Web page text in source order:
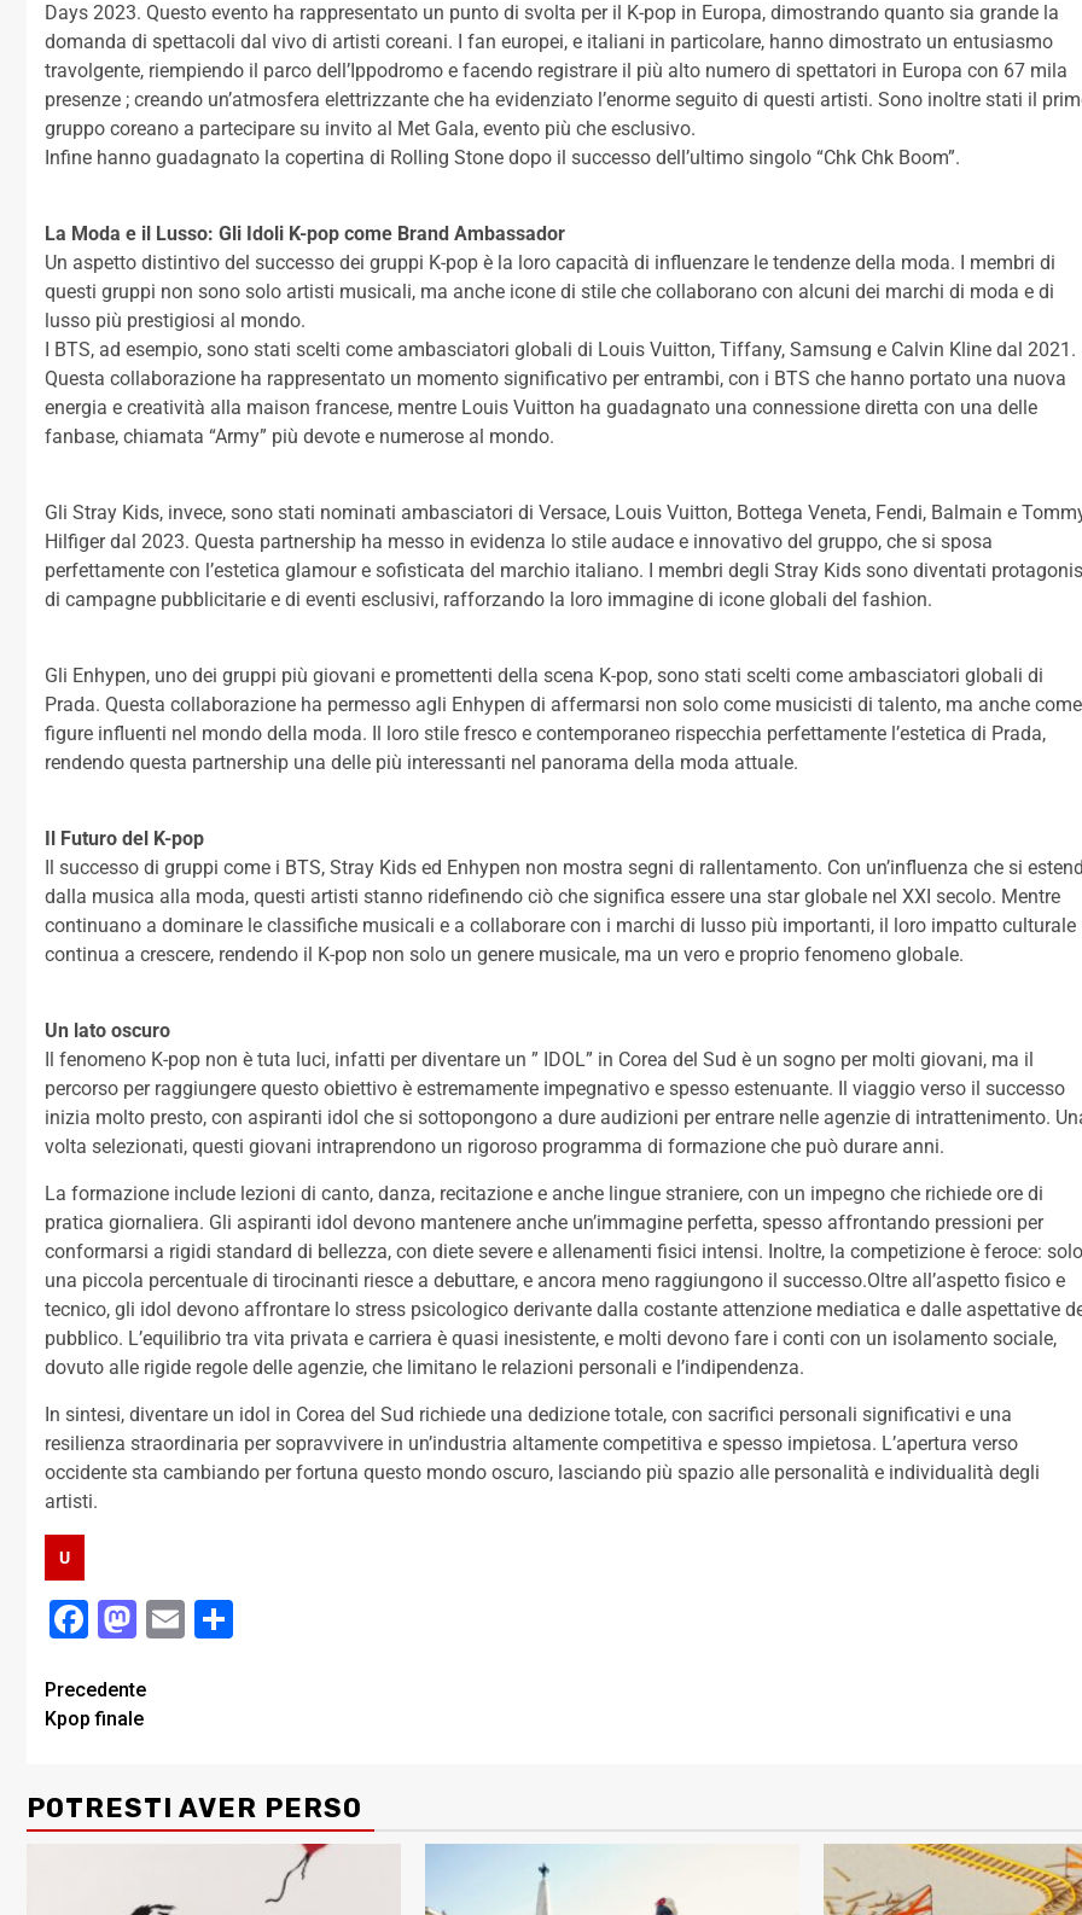
Days 2023. Questo evento ha rappresentato un punto di svolta per il K-pop in Europa, dimostrando quanto sia grande la
domanda di spettacoli dal vivo di artisti coreani. I fan europei, e italiani in particolare, hanno dimostrato un entusiasmo
travolgente, riempiendo il parco dell’Ippodromo e facendo registrare il più alto numero di spettatori in Europa con 67 mila
presenze ; creando un’atmosfera elettrizzante che ha evidenziato l’enorme seguito di questi artisti. Sono inoltre stati il
gruppo coreano a partecipare su invito al Met Gala, evento più che esclusivo.
Infine hanno guadagnato la copertina di Rolling Stone dopo il successo dell’ultimo singolo “Chk Chk Boom”.
La Moda e il Lusso: Gli Idoli K-pop come Brand Ambassador
Un aspetto distintivo del successo dei gruppi K-pop è la loro capacità di influenzare le tendenze della moda. I membri di
questi gruppi non sono solo artisti musicali, ma anche icone di stile che collaborano con alcuni dei marchi di moda e di
lusso più prestigiosi al mondo.
I BTS, ad esempio, sono stati scelti come ambasciatori globali di Louis Vuitton, Tiffany, Samsung e Calvin Kline dal 2021.
Questa collaborazione ha rappresentato un momento significativo per entrambi, con i BTS che hanno portato una nuova
energia e creatività alla maison francese, mentre Louis Vuitton ha guadagnato una connessione diretta con una delle
fanbase, chiamata “Army” più devote e numerose al mondo.
Gli Stray Kids, invece, sono stati nominati ambasciatori di Versace, Louis Vuitton, Bottega Veneta, Fendi, Balmain e
Hilfiger dal 2023. Questa partnership ha messo in evidenza lo stile audace e innovativo del gruppo, che si sposa
perfettamente con l’estetica glamour e sofisticata del marchio italiano. I membri degli Stray Kids sono diventati
di campagne pubblicitarie e di eventi esclusivi, rafforzando la loro immagine di icone globali del fashion.
Gli Enhypen, uno dei gruppi più giovani e promettenti della scena K-pop, sono stati scelti come ambasciatori globali di
Prada. Questa collaborazione ha permesso agli Enhypen di affermarsi non solo come musicisti di talento, ma anche come
figure influenti nel mondo della moda. Il loro stile fresco e contemporaneo rispecchia perfettamente l’estetica di Prada,
rendendo questa partnership una delle più interessanti nel panorama della moda attuale.
Il Futuro del K-pop
Il successo di gruppi come i BTS, Stray Kids ed Enhypen non mostra segni di rallentamento. Con un’influenza che si
dalla musica alla moda, questi artisti stanno ridefinendo ciò che significa essere una star globale nel XXI secolo. Mentre
continuano a dominare le classifiche musicali e a collaborare con i marchi di lusso più importanti, il loro impatto culturale
continua a crescere, rendendo il K-pop non solo un genere musicale, ma un vero e proprio fenomeno globale.
Un lato oscuro
Il fenomeno K-pop non è tuta luci, infatti per diventare un ” IDOL” in Corea del Sud è un sogno per molti giovani, ma il
percorso per raggiungere questo obiettivo è estremamente impegnativo e spesso estenuante. Il viaggio verso il successo
inizia molto presto, con aspiranti idol che si sottopongono a dure audizioni per entrare nelle agenzie di intrattenimento.
volta selezionati, questi giovani intraprendono un rigoroso programma di formazione che può durare anni.
La formazione include lezioni di canto, danza, recitazione e anche lingue straniere, con un impegno che richiede ore di
pratica giornaliera. Gli aspiranti idol devono mantenere anche un’immagine perfetta, spesso affrontando pressioni per
conformarsi a rigidi standard di bellezza, con diete severe e allenamenti fisici intensi. Inoltre, la competizione è feroce: solo
una piccola percentuale di tirocinanti riesce a debuttare, e ancora meno raggiungono il successo.Oltre all’aspetto fisico e
tecnico, gli idol devono affrontare lo stress psicologico derivante dalla costante attenzione mediatica e dalle aspettative
pubblico. L’equilibrio tra vita privata e carriera è quasi inesistente, e molti devono fare i conti con un isolamento sociale,
dovuto alle rigide regole delle agenzie, che limitano le relazioni personali e l’indipendenza.
In sintesi, diventare un idol in Corea del Sud richiede una dedizione totale, con sacrifici personali significativi e una
resilienza straordinaria per sopravvivere in un’industria altamente competitiva e spesso impietosa. L’apertura verso
occidente sta cambiando per fortuna questo mondo oscuro, lasciando più spazio alle personalità e individualità degli
artisti.
U
Facebook
Mastodon
Email
Post
navigation
Precedente
Kpop finale
POTRESTI AVER PERSO